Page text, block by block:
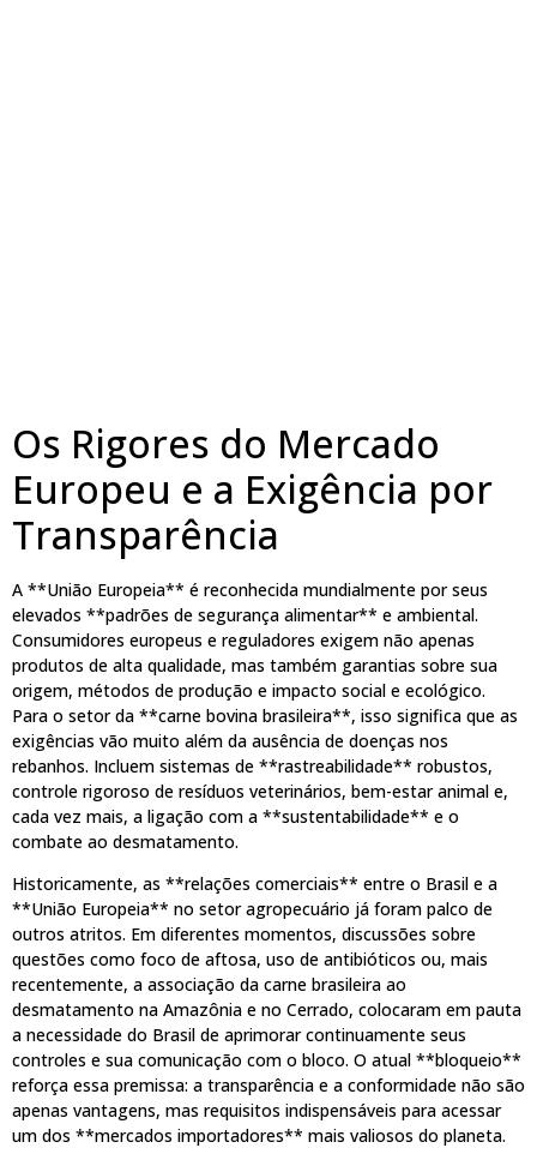
Os Rigores do Mercado
Europeu e a Exigência por
Transparência
A **União Europeia** é reconhecida mundialmente por seus
elevados **padrões de segurança alimentar** e ambiental.
Consumidores europeus e reguladores exigem não apenas
produtos de alta qualidade, mas também garantias sobre sua
origem, métodos de produção e impacto social e ecológico.
Para o setor da **carne bovina brasileira**, isso significa que as
exigências vão muito além da ausência de doenças nos
rebanhos. Incluem sistemas de **rastreabilidade** robustos,
controle rigoroso de resíduos veterinários, bem-estar animal e,
cada vez mais, a ligação com a **sustentabilidade** e o
combate ao desmatamento.
Historicamente, as **relações comerciais** entre o Brasil e a
**União Europeia** no setor agropecuário já foram palco de
outros atritos. Em diferentes momentos, discussões sobre
questões como foco de aftosa, uso de antibióticos ou, mais
recentemente, a associação da carne brasileira ao
desmatamento na Amazônia e no Cerrado, colocaram em pauta
a necessidade do Brasil de aprimorar continuamente seus
controles e sua comunicação com o bloco. O atual **bloqueio**
reforça essa premissa: a transparência e a conformidade não são
apenas vantagens, mas requisitos indispensáveis para acessar
um dos **mercados importadores** mais valiosos do planeta.